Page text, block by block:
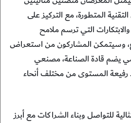
المتطورة، مع التركيز على
التي ترسم ملامح
وسيتمكن المشاركون من استعراض
يضم قادة الصناعة، مصنعي
رفيعة المستوى من مختلف أنحاء
للتواصل وبناء الشراكات مع أبرز